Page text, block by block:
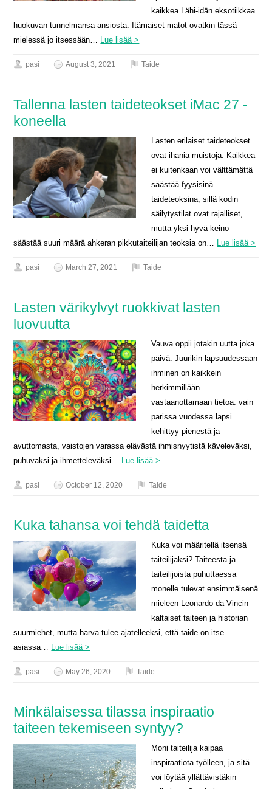
kaikkea Lähi-idän eksotiikkaa
huokuvan tunnelmansa ansiosta. Itämaiset matot ovatkin tässä
mielessä jo itsessään… Lue lisää >
pasi August 3, 2021 Taide
Tallenna lasten taideteokset iMac 27 -
koneella
Lasten erilaiset taideteokset
ovat ihania muistoja. Kaikkea
ei kuitenkaan voi välttämättä
säästää fyysisinä
taideteoksina, sillä kodin
säilytystilat ovat rajalliset,
mutta yksi hyvä keino
säästää suuri määrä ahkeran pikkutaiteilijan teoksia on… Lue lisää >
pasi March 27, 2021 Taide
Lasten värikylvyt ruokkivat lasten
luovuutta
Vauva oppii jotakin uutta joka
päivä. Juurikin lapsuudessaan
ihminen on kaikkein
herkimmillään
vastaanottamaan tietoa: vain
parissa vuodessa lapsi
kehittyy pienestä ja
avuttomasta, vaistojen varassa elävästä ihmisnyytistä käveleväksi,
puhuvaksi ja ihmetteleväksi… Lue lisää >
pasi October 12, 2020 Taide
Kuka tahansa voi tehdä taidetta
Kuka voi määritellä itsensä
taiteilijaksi? Taiteesta ja
taiteilijoista puhuttaessa
monelle tulevat ensimmäisenä
mieleen Leonardo da Vincin
kaltaiset taiteen ja historian
suurmiehet, mutta harva tulee ajatelleeksi, että taide on itse
asiassa… Lue lisää >
pasi May 26, 2020 Taide
Minkälaisessa tilassa inspiraatio
taiteen tekemiseen syntyy?
Moni taiteilija kaipaa
inspiraatiota työlleen, ja sitä
voi löytää yllättävistäkin